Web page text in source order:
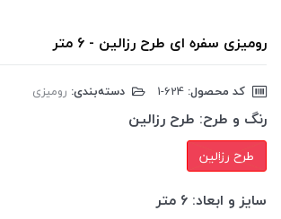
رومیزی سفره ای طرح رزالین - 6 متر
کد محصول: دسته‌بندی: رومیزی
رنگ و طرح: طرح رزالین
طرح رزالین
سایز و ابعاد: 6 متر